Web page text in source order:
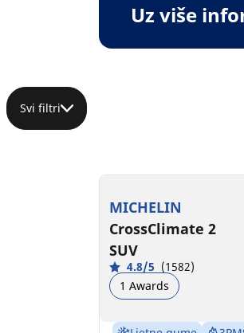
Uz više
Svi filtri
MICHELIN
CrossClimate 2
SUV
4.8/5 (1582)
1 Awards